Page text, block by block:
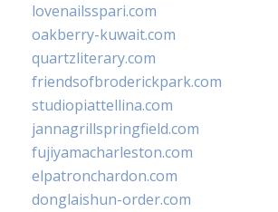
lovenailsspari.com
oakberry-kuwait.com
quartzliterary.com
friendsofbroderickpark.com
studiopiattellina.com
jannagrillspringfield.com
fujiyamacharleston.com
elpatronchardon.com
donglaishun-order.com